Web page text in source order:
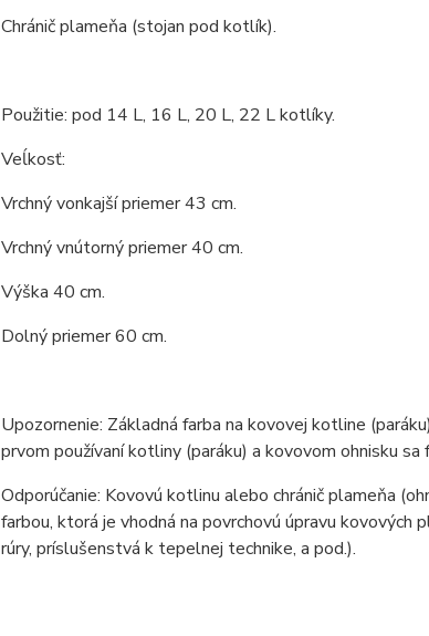
Chránič plameňa (stojan pod kotlík).
Použitie: pod 14 L, 16 L, 20 L, 22 L kotlíky.
Veĺkosť:
Vrchný vonkajší priemer 43 cm.
Vrchný vnútorný priemer 40 cm.
Výška 40 cm.
Dolný priemer 60 cm.
Upozornenie: Základná farba na kovovej kotline
prvom používaní kotliny (paráku) a kovovom ohnisku
Odporúčanie: Kovovú kotlinu alebo chránič plameňa
farbou, ktorá je vhodná na povrchovú úpravu
rúry, príslušenstvá k tepelnej technike, a pod.).